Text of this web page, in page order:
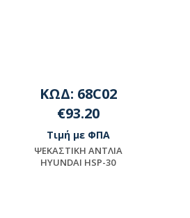
ΚΩΔ: 68C02
€93.20
Τιμή με ΦΠΑ
ΨEKAΣTIKH ANTΛIA
HYUNDAI HSP-30